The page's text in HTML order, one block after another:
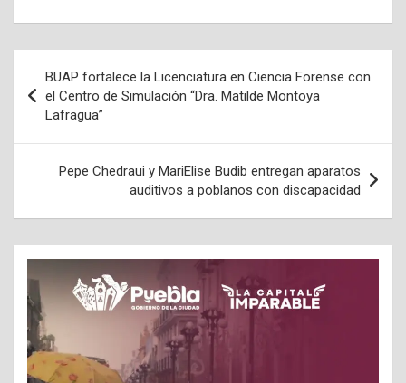
de
entradas
BUAP fortalece la Licenciatura en Ciencia Forense con
el Centro de Simulación “Dra. Matilde Montoya
Lafragua”
Pepe Chedraui y MariElise Budib entregan aparatos
auditivos a poblanos con discapacidad